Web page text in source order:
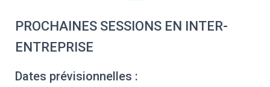
PROCHAINES SESSIONS EN INTER-
ENTREPRISE
Dates prévisionnelles :